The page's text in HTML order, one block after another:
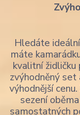
Hledáte
máte
kvalitní
zvýhodněný
výhodnější
sezení
samostatných